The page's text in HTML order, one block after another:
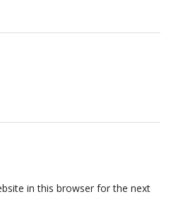
in this browser for the next